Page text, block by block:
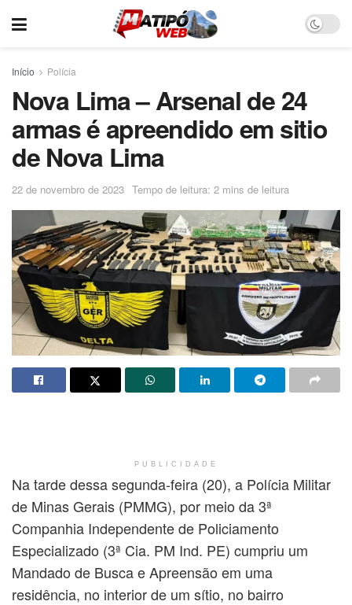
Início Polícia
Nova Lima – Arsenal de 24
armas é apreendido em sitio
de Nova Lima
22 de novembro de 2023 Tempo de leitura: 2 mins de leitura
PUBLICIDADE
Na tarde dessa segunda-feira (20), a Polícia Militar
de Minas Gerais (PMMG), por meio da 3ª
Companhia Independente de Policiamento
Especializado (3ª Cia. PM Ind. PE) cumpriu um
Mandado de Busca e Apreensão em uma
residência, no interior de um sítio, no bairro